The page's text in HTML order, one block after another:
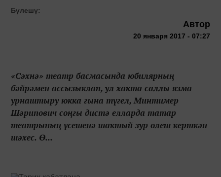
Бүлешү:
Автор
20 января 2017 - 07:27
«Сәхнә» театр басмасында юбилярның
бәйрәмен ассызыклап, ул хакта саллы язма
урнаштыру юкка гына түгел, Минтимер
Шәрипович соңгы дистә елларда татар
театрының үсешенә шактый зур өлеш керткән
шәхес. Ө...